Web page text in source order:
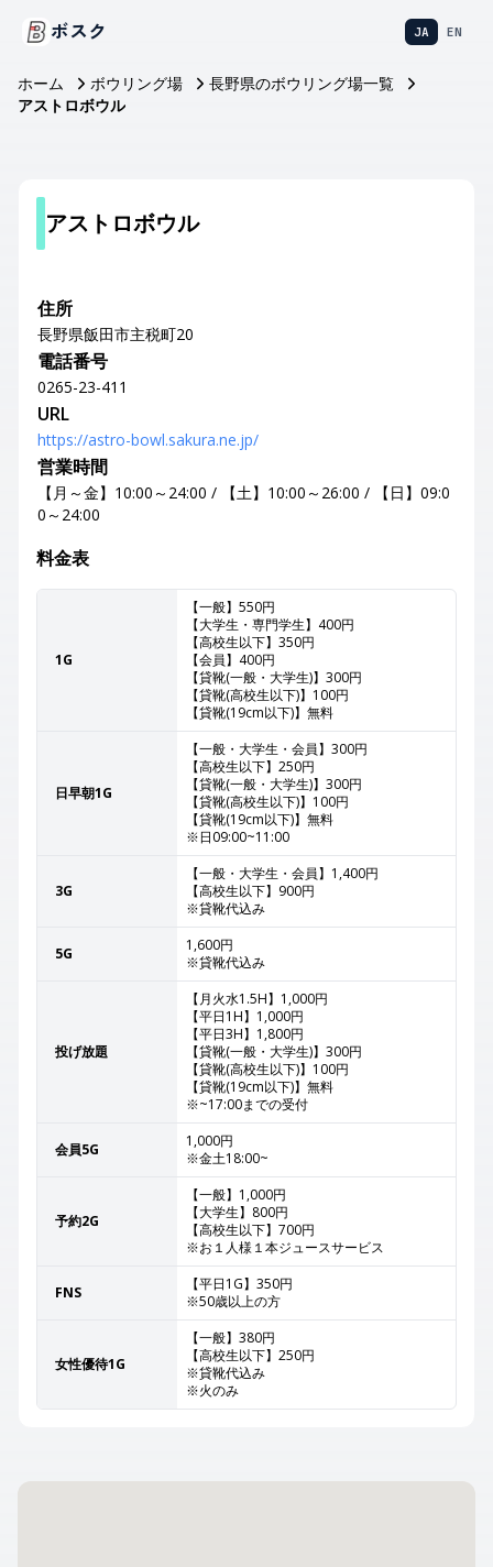
ボスク JA EN
ホーム ボウリング場
長野県のボウリング場一覧
アストロボウル
アストロボウル
住所
長野県飯田市主税町20
電話番号
0265-23-411
URL
https://astro-bowl.sakura.ne.jp/
営業時間
【月～金】10:00～24:00 / 【土】10:00～26:00 / 【日】09:0
0～24:00
料金表
1G
【一般】550円
【大学生・専門学生】400円
【高校生以下】350円
【会員】400円
【貸靴(一般・大学生)】300円
【貸靴(高校生以下)】100円
【貸靴(19cm以下)】無料
日早朝1G
【一般・大学生・会員】300円
【高校生以下】250円
【貸靴(一般・大学生)】300円
【貸靴(高校生以下)】100円
【貸靴(19cm以下)】無料
※日09:00~11:00
3G
【一般・大学生・会員】1,400円
【高校生以下】900円
※貸靴代込み
5G
1,600円
※貸靴代込み
投げ放題
【月火水1.5H】1,000円
【平日1H】1,000円
【平日3H】1,800円
【貸靴(一般・大学生)】300円
【貸靴(高校生以下)】100円
【貸靴(19cm以下)】無料
※~17:00までの受付
会員5G
1,000円
※金土18:00~
予約2G
【一般】1,000円
【大学生】800円
【高校生以下】700円
※お１人様１本ジュースサービス
FNS
【平日1G】350円
※50歳以上の方
女性優待1G
【一般】380円
【高校生以下】250円
※貸靴代込み
※火のみ